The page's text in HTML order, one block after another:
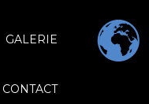
GALERIE
CONTACT